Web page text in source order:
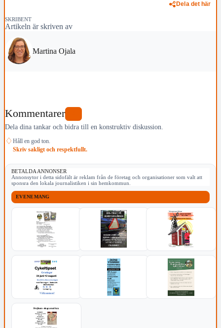
Dela det här
SKRIBENT
Artikeln är skriven av
Martina Ojala
Kommentarer
Dela dina tankar och bidra till en konstruktiv diskussion.
♢ Håll en god ton.
Skriv sakligt och respektfullt.
BETALDA ANNONSER
Annonsytor i detta sidofält är reklam från de företag och organisationer som valt att
sponsra den lokala journalistiken i sin hemkommun.
EVENEMANG